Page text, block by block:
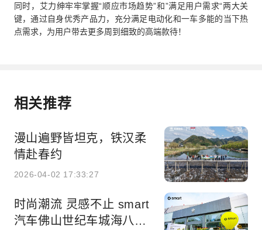
同时，艾力绅牢牢掌握“顺应市场趋势”和”满足用户需求“两大关
键，通过自身优秀产品力，充分满足电动化和一车多能的当下热
点需求，为用户带去更多周到细致的高端款待！
相关推荐
漫山遍野皆坦克，铁汉柔
情赴春约
2026-04-02 17:33:27
时尚潮流 灵感不止 smart
汽车佛山世纪车城海八路